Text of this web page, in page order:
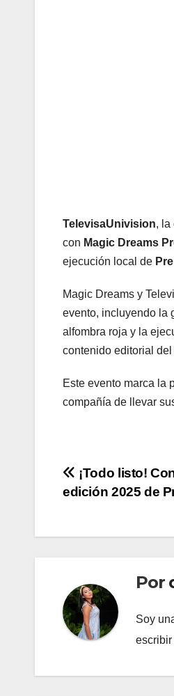
TelevisaUnivision, la
con Magic Dreams
ejecución local de
Magic Dreams y
evento, incluyendo la
alfombra roja y la
contenido editorial del
Este evento marca la
compañía de llevar
entradas
¡Todo listo!
edición 2025 de
Por
Soy
escribir